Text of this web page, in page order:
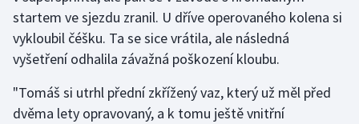
Gymnastika
Jezdectví
startem ve sjezdu zranil. U dříve operovaného kolena si
vykloubil čéšku. Ta se sice vrátila, ale následná
vyšetření odhalila závažná poškození kloubu.
"Tomáš si utrhl přední zkřížený vaz, který už měl před
dvěma lety opravovaný, a k tomu ještě vnitřní